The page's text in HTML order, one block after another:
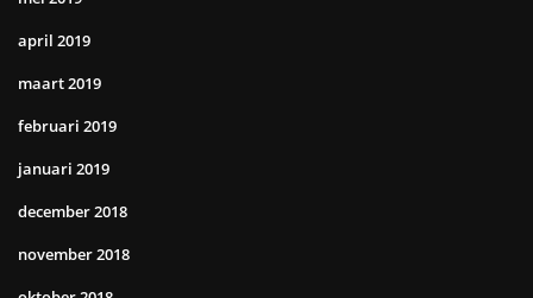
april 2019
maart 2019
februari 2019
januari 2019
december 2018
november 2018